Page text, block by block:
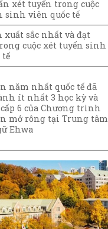
xét tuyển trong cuộc
sinh viên quốc tế
sắc nhất và đạt
cuộc xét tuyển sinh
tế
năm nhất quốc tế đã
ít nhất 3 học kỳ và
6 của Chương trình
mở rông tại Trung tâm
Ehwa